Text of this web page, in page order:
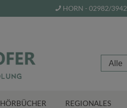
HORN - 02982/3942
Alle
HÖRBÜCHER REGIONALES